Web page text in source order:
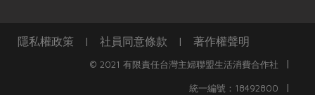
隱私權政策 | 社員同意條款 | 著作權聲明
© 2021 有限責任台灣主婦聯盟生活消費合作社 |
統一編號：18492800 |